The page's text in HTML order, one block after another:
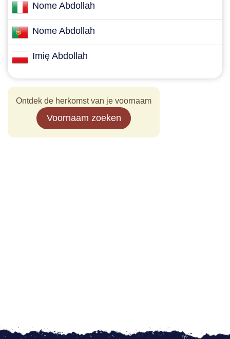
Nome Abdollah
Nome Abdollah
Imię Abdollah
Ontdek de herkomst van je voornaam
Voornaam zoeken